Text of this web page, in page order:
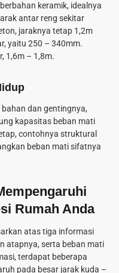
keramik, idealnya
antar reng sekitar
jaraknya tetap 1,2m
yaitu 250 – 340mm.
1,6m – 1,8m.
dan gentingnya,
kapasitas beban mati
contohnya struktural
beban mati sifatnya
Rumah Anda
atas tiga informasi
atapnya, serta beban mati
terdapat beberapa
pada besar jarak kuda –